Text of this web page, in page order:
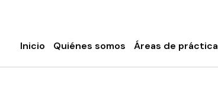
Inicio Quiénes somos Áreas de práctica